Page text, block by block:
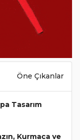
Öne Çıkanlar
Tasarım
Kurmaca ve